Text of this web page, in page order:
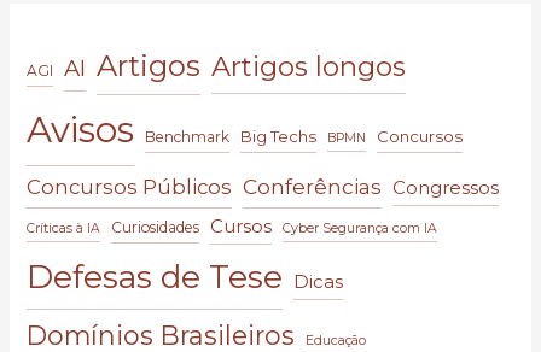
AGI AI Artigos Artigos longos
Avisos Benchmark Big Techs BPMN Concursos
Concursos Públicos Conferências Congressos
Críticas à IA Curiosidades Cursos Cyber Segurança com IA
Defesas de Tese Dicas
Domínios Brasileiros Educação